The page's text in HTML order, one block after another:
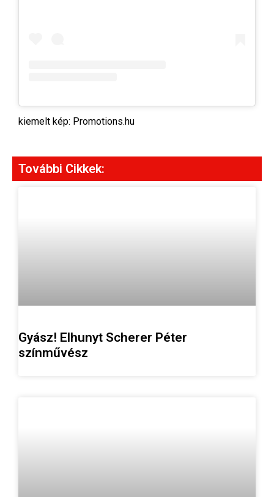
kiemelt kép: Promotions.hu
További Cikkek:
Gyász! Elhunyt Scherer Péter
színművész